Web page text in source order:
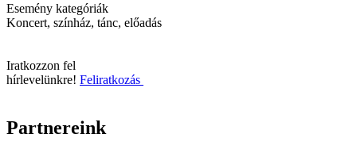
Esemény kategóriák
Koncert, színház, tánc, előadás
Iratkozzon fel
hírlevelünkre! Feliratkozás
Partnereink